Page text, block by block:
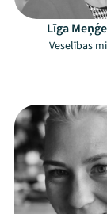
Līga
Veselības